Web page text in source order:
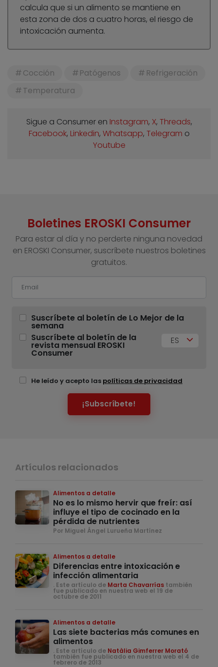
calcula que si un alimento se mantiene en
esta zona de dos a cuatro horas, el riesgo de
intoxicación aumenta.
Cocción Patógenos
Refrigeración
Temperatura
Sigue a Consumer en Instagram, X, Threads,
Facebook, Linkedin, Whatsapp, Telegram o
Youtube
Boletines EROSKI Consumer
Para estar al día y no perderte ninguna novedad
en EROSKI Consumer, suscríbete nuestros boletines
gratuitos.
Suscríbete al boletín de Lo Mejor de la
semana
Suscríbete al boletín de la
revista mensual EROSKI
Consumer
ES
He leído y acepto las políticas de privacidad
¡Subscríbete!
Artículos relacionados
Alimentos a detalle
No es lo mismo hervir que freír: así
influye el tipo de cocinado en la
pérdida de nutrientes
Por Miguel Ángel Lurueña Martínez
Alimentos a detalle
Diferencias entre intoxicación e
infección alimentaria
. Este artículo de Marta Chavarrías también
fue publicado en nuestra web el 19 de
octubre de 2011
Alimentos a detalle
Las siete bacterias más comunes en
alimentos
. Este artículo de Natàlia Gimferrer Morató
también fue publicado en nuestra web el 4 de
febrero de 2013